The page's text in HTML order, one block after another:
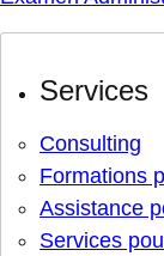
Services
Consulting
Formations
Assistance
Services